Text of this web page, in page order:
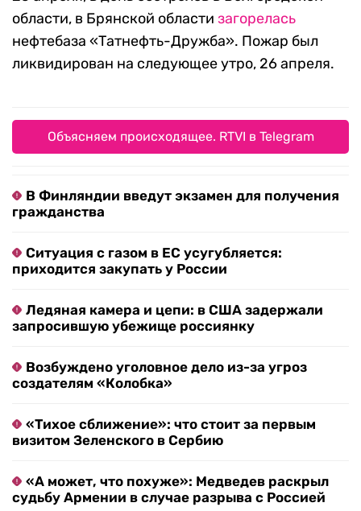
области, в Брянской области загорелась
нефтебаза «Татнефть-Дружба». Пожар был
ликвидирован на следующее утро, 26 апреля.
Объясняем происходящее. RTVI в Telegram
В Финляндии введут экзамен для получения
гражданства
Ситуация с газом в ЕС усугубляется:
приходится закупать у России
Ледяная камера и цепи: в США задержали
запросившую убежище россиянку
Возбуждено уголовное дело из-за угроз
создателям «Колобка»
«Тихое сближение»: что стоит за первым
визитом Зеленского в Сербию
«А может, что похуже»: Медведев раскрыл
судьбу Армении в случае разрыва с Россией